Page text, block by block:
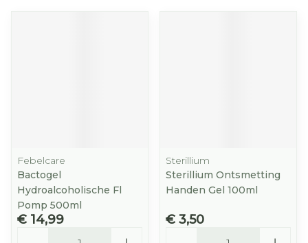
Febelcare
Bactogel
Hydroalcoholische Fl
Pomp 500ml
€ 14,99
Sterillium
Sterillium Ontsmetting
Handen Gel 100ml
€ 3,50